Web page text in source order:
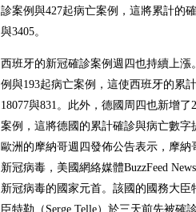
診案例與427起病亡案例，這將累計的
與3405。
西班牙的新冠確診案例週四也持續上漲
例與193起病亡案例，這使西班牙的累
18077與831。此外，德國周四也新增
案例，這將德國的累計確診與病亡數字
歐洲的摩納哥週四發佈公告表示，摩
新冠病毒，美國網絡媒體BuzzFeed
新冠病毒的國家元首。該國的國務大臣
臣特勒（Serge Telle）於三天前先被確